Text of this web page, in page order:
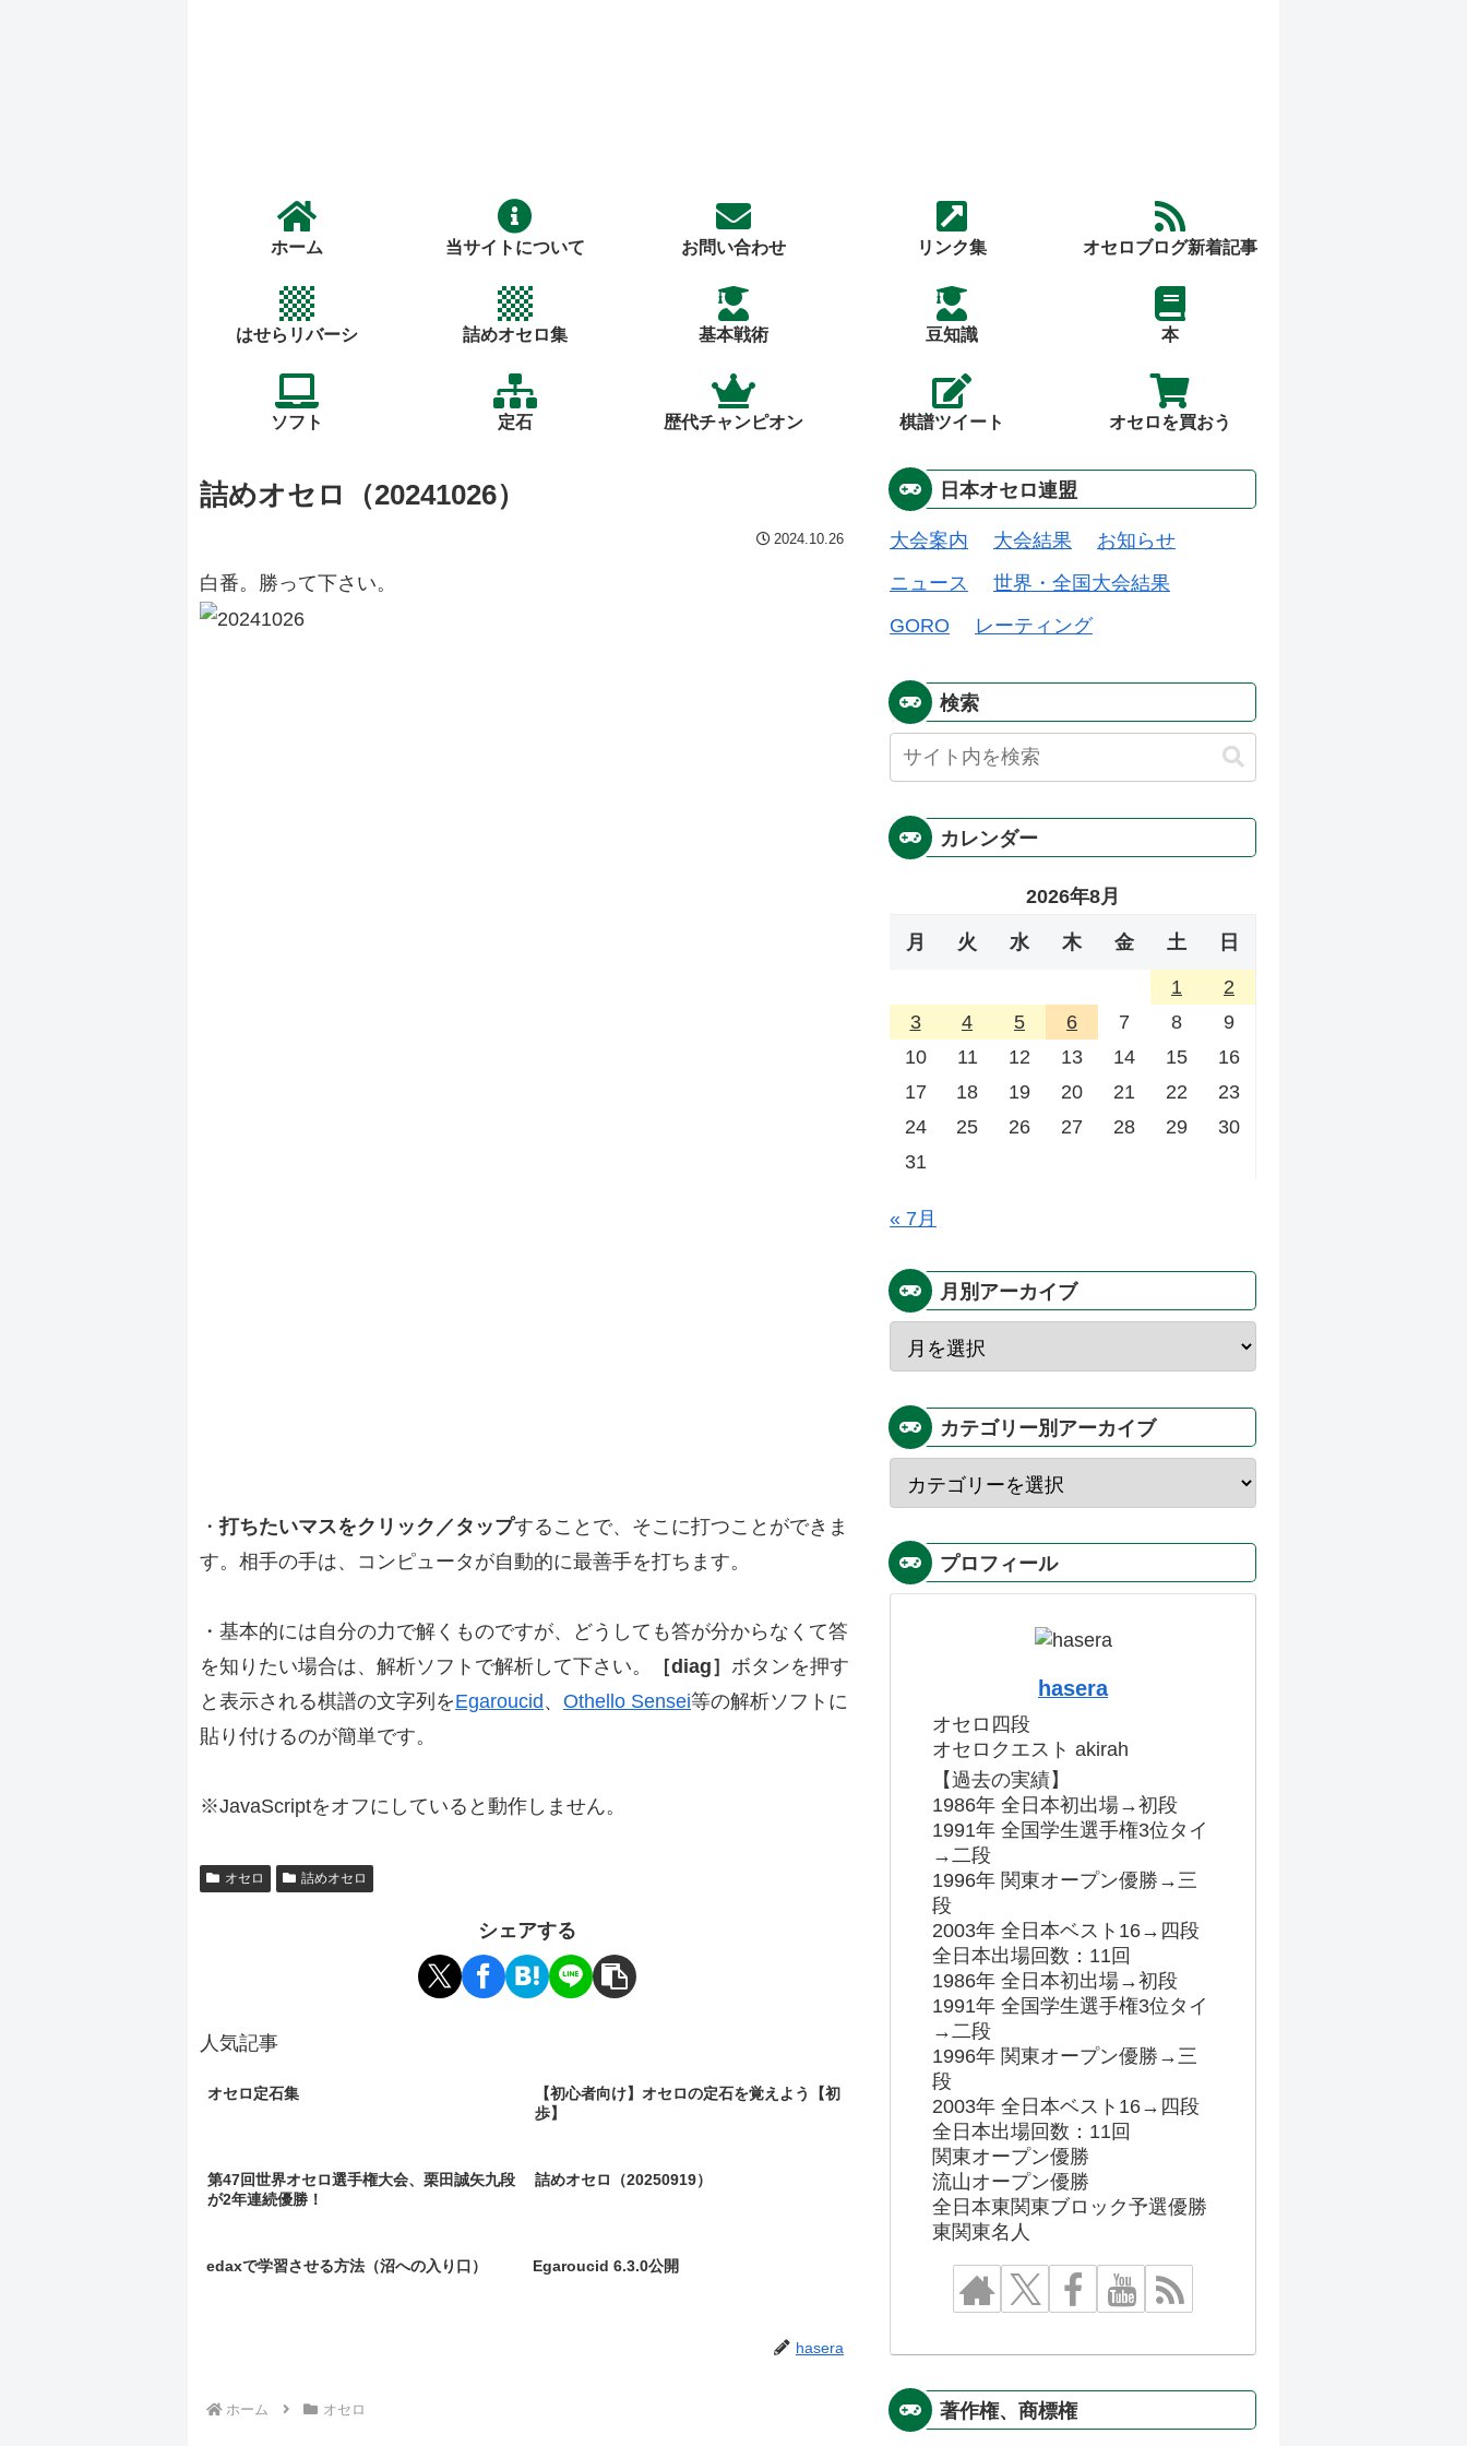
ホーム 当サイトについて お問い合わせ リンク集 オセロブログ新着記事
はせらリバーシ 詰めオセロ集 基本戦術 豆知識 本
ソフト 定石 歴代チャンピオン 棋譜ツイート オセロを買おう
詰めオセロ（20241026）
2024.10.26
白番。勝って下さい。
・打ちたいマスをクリック／タップすることで、そこに打つことができま
す。相手の手は、コンピュータが自動的に最善手を打ちます。
・基本的には自分の力で解くものですが、どうしても答が分からなくて答
を知りたい場合は、解析ソフトで解析して下さい。
［diag］ ボタンを押す
と表示される棋譜の文字列をEgaroucid 、 Othello Sensei等の解析ソフトに
貼り付けるのが簡単です。
※JavaScriptをオフにしていると動作しません。
オセロ 詰めオセロ
シェアする
人気記事
オセロ定石集
【初心者向け】オセロの定石を覚えよう【初
歩】
第47回世界オセロ選手権大会、栗田誠矢九段
が2年連続優勝！
詰めオセロ（20250919）
edaxで学習させる方法（沼への入り口） Egaroucid 6.3.0公開
hasera
ホーム オセロ
日本オセロ連盟
大会案内 大会結果
お知らせ
ニュース
世界・全国大会結果
GORO
レーティング
検索
カレンダー
2026年8月
月 火 水 木 金 土 日
1
2
3
4 5 6 7 8
9
10
11 12 13 14 15
16
17
18 19 20 21 22
23
24
25 26 27 28 29
30
31
« 7月
月別アーカイブ
カテゴリー別アーカイブ
プロフィール
hasera
オセロ四段
オセロクエスト akirah
【過去の実績】
1986年 全日本初出場→初段
1991年 全国学生選手権3位タイ
→二段
1996年 関東オープン優勝→三
段
2003年 全日本ベスト16→四段
全日本出場回数：11回
1986年 全日本初出場→初段
1991年 全国学生選手権3位タイ
→二段
1996年 関東オープン優勝→三
段
2003年 全日本ベスト16→四段
全日本出場回数：11回
関東オープン優勝
流山オープン優勝
全日本東関東ブロック予選優勝
東関東名人
著作権、商標権